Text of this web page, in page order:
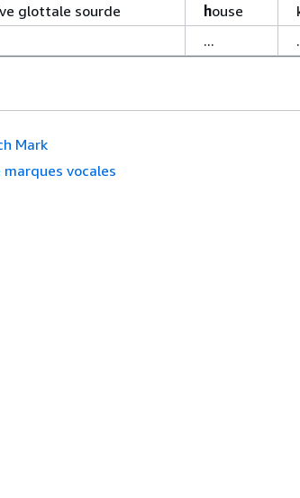
glottale sourde house
...
Mark
marques vocales